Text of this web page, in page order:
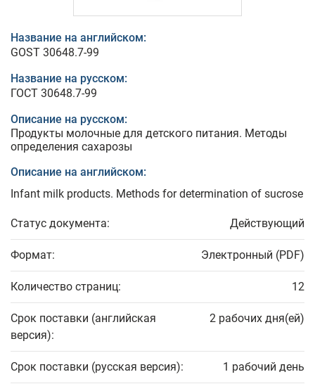
Название на английском:
GOST 30648.7-99
Название на русском:
ГОСТ 30648.7-99
Описание на русском:
Продукты молочные для детского питания. Методы
определения сахарозы
Описание на английском:
Infant milk products. Methods for determination of sucrose
Статус документа: Действующий
Формат: Электронный (PDF)
Количество страниц: 12
Срок поставки (английская
версия):
2 рабочих дня(ей)
Срок поставки (русская версия): 1 рабочий день